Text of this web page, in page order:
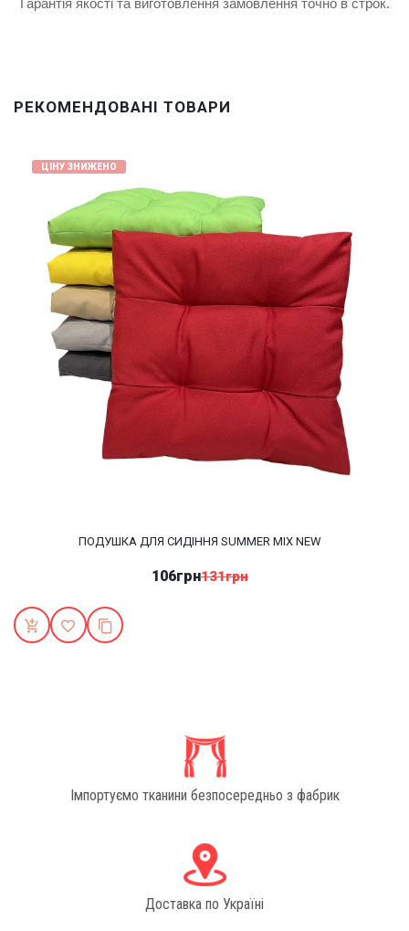
Гарантія якості та виготовлення замовлення точно в строк.
РЕКОМЕНДОВАНІ ТОВАРИ
ЦІНУ ЗНИЖЕНО
ПОДУШКА ДЛЯ СИДІННЯ SUMMER MIX NEW
106грн131грн
Імпортуємо тканини безпосередньо з фабрик
Доставка по Україні